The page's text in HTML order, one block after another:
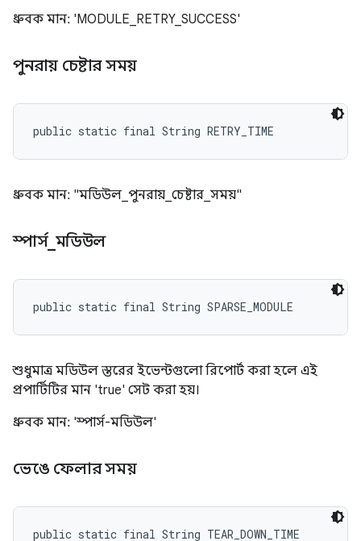
ধ্রুবক মান: 'MODULE_RETRY_SUCCESS'
পুনরায় চেষ্টার সময়
public static final String RETRY_TIME
ধ্রুবক মান: "মডিউল_পুনরায়_চেষ্টার_সময়"
স্পার্স_ মডিউল
public static final String SPARSE_MODULE
শুধুমাত্র মডিউল স্তরের ইভেন্টগুলো রিপোর্ট করা হলে এই
প্রপার্টিটির মান 'true' সেট করা হয়।
ধ্রুবক মান: 'স্পার্স-মডিউল'
ভেঙে ফেলার সময়
public static final String TEAR_DOWN_TIME